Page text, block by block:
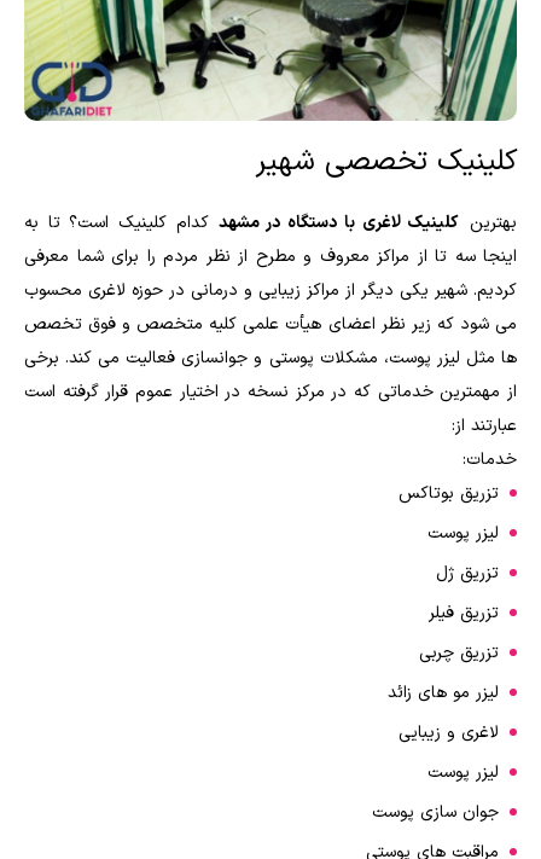
کلینیک تخصصی شهیر
بهترین کلینیک لاغری با دستگاه در مشهد کدام کلینیک است؟ تا به
اینجا سه تا از مراکز معروف و مطرح از نظر مردم را برای شما معرفی
کردیم. شهیر یکی دیگر از مراکز زیبایی و درمانی در حوزه لاغری محسوب
می شود که زیر نظر اعضای هیأت علمی کلیه متخصص و فوق تخصص
ها مثل لیزر پوست، مشکلات پوستی و جوانسازی فعالیت می کند. برخی
از مهمترین خدماتی که در مرکز نسخه در اختیار عموم قرار گرفته است
عبارتند از:
خدمات:
تزریق بوتاکس
لیزر پوست
تزریق ژل
تزریق فیلر
تزریق چربی
لیزر مو های زائد
لاغری و زیبایی
لیزر پوست
جوان سازی پوست
مراقبت های پوستی